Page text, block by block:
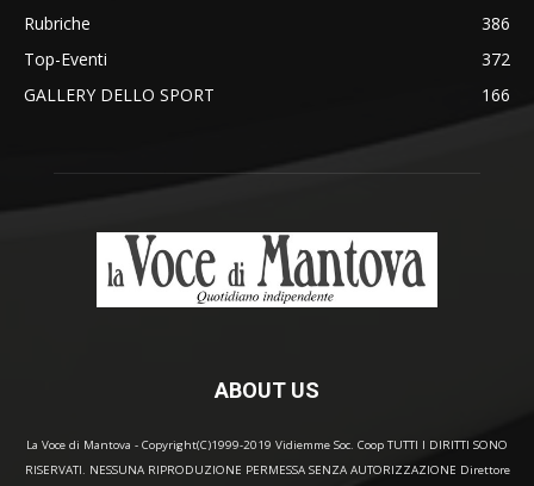
Rubriche
386
Top-Eventi
372
GALLERY DELLO SPORT
166
ABOUT US
La Voce di Mantova - Copyright(C)1999-2019 Vidiemme Soc. Coop TUTTI I DIRITTI SONO
RISERVATI. NESSUNA RIPRODUZIONE PERMESSA SENZA AUTORIZZAZIONE Direttore